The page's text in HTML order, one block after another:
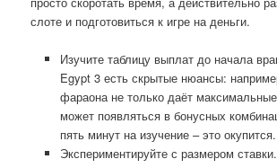
слоте и подготовиться к игре на деньги.
Изучите таблицу выплат до начала
Egypt 3 есть скрытые нюансы:
фараона не только даёт
может появляться в бонусных
пять минут на изучение – это окупится.
Экспериментируйте с размером